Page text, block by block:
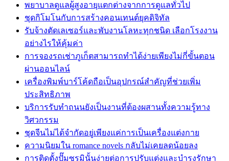
พยาบาลดูแลผู้สูงอายุแตกต่างจากการดูแลทั่วไป
ชุดกิโมโนกับการสร้างคอนเทนต์ยุคดิจิทัล
รับจ้างตัดเลเซอร์และพับงานโลหะทุกชนิด เลือกโรงงาน
อย่างไรให้คุ้มค่า
การจองรถเช่าภูเก็ตสามารถทำได้ง่ายเพียงไม่กี่ขั้นตอน
ผ่านออนไลน์
เครื่องพิมพ์บาร์โค้ดถือเป็นอุปกรณ์สำคัญที่ช่วยเพิ่ม
ประสิทธิภาพ
บริการรับทำถนนยังเป็นงานที่ต้องผสานทั้งความรู้ทาง
วิศวกรรม
ชุดจีนไม่ได้จำกัดอยู่เพียงแค่การเป็นเครื่องแต่งกาย
ความนิยมใน romance novels กลับไม่เคยลดน้อยลง
การติดตั้งปั๊มซูรูมินั้นง่ายต่อการปรับแต่งและบำรุงรักษา